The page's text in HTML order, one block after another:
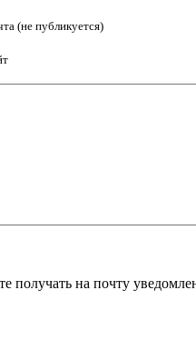
(не публикуется)
получать на почту